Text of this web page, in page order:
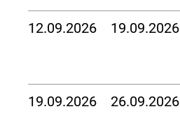
12.09.2026 19.09.2026
19.09.2026 26.09.2026